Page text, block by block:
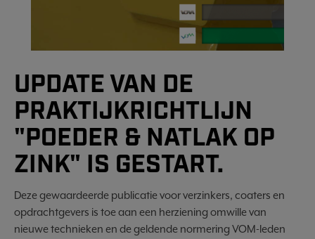
UPDATE VAN DE
PRAKTIJKRICHTLIJN
"POEDER & NATLAK OP
ZINK" IS GESTART.
Deze gewaardeerde publicatie voor verzinkers, coaters en
opdrachtgevers is toe aan een herziening omwille van
nieuwe technieken en de geldende normering VOM-leden